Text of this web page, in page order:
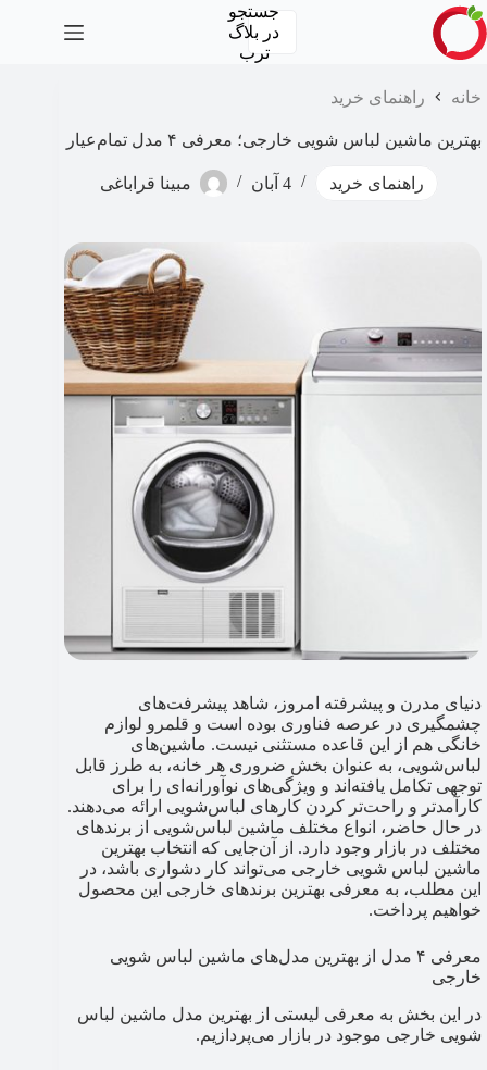
پرش
به
محتوا
جستجو
در بلاگ
ترب
خانه راهنمای خرید
بهترین ماشین لباس شویی خارجی؛ معرفی ۴ مدل تمام‌عیار
راهنمای خرید 4 آبان مبینا قراباغی
دنیای مدرن و پیشرفته امروز، شاهد پیشرفت‌های
چشمگیری در عرصه فناوری بوده است و قلمرو لوازم
خانگی هم از این قاعده مستثنی نیست. ماشین‌های
لباس‌شویی، به عنوان بخش ضروری هر خانه، به طرز قابل
توجهی تکامل یافته‌اند و ویژگی‌های نوآورانه‌ای را برای
کارآمدتر و راحت‌تر کردن کارهای لباس‌شویی ارائه می‌دهند.
در حال حاضر، انواع مختلف ماشین لباس‌شویی از برندهای
مختلف در بازار وجود دارد. از آن‌جایی که انتخاب بهترین
ماشین لباس شویی خارجی می‌تواند کار دشواری باشد، در
این مطلب، به معرفی بهترین برندهای خارجی این محصول
خواهیم پرداخت.
معرفی ۴ مدل از بهترین مدل‌های ماشین لباس شویی
خارجی
در این بخش به معرفی لیستی از بهترین مدل ماشین لباس
شویی خارجی موجود در بازار می‌پردازیم.